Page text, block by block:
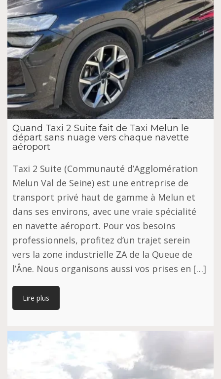
Quand Taxi 2 Suite fait de Taxi Melun le
départ sans nuage vers chaque navette
aéroport
Taxi 2 Suite (Communauté d’Agglomération
Melun Val de Seine) est une entreprise de
transport privé haut de gamme à Melun et
dans ses environs, avec une vraie spécialité
en navette aéroport. Pour vos besoins
professionnels, profitez d’un trajet serein
vers la zone industrielle ZA de la Queue de
l’Âne. Nous organisons aussi vos prises en […]
Lire plus